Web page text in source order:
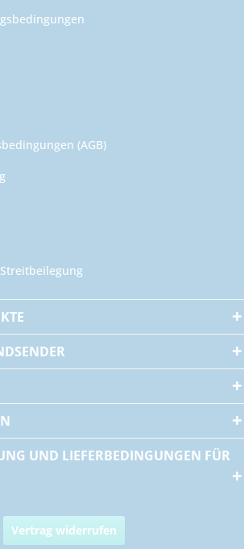
(AGB)
UND LIEFERBEDINGUNGEN FÜR
Vertrag widerrufen